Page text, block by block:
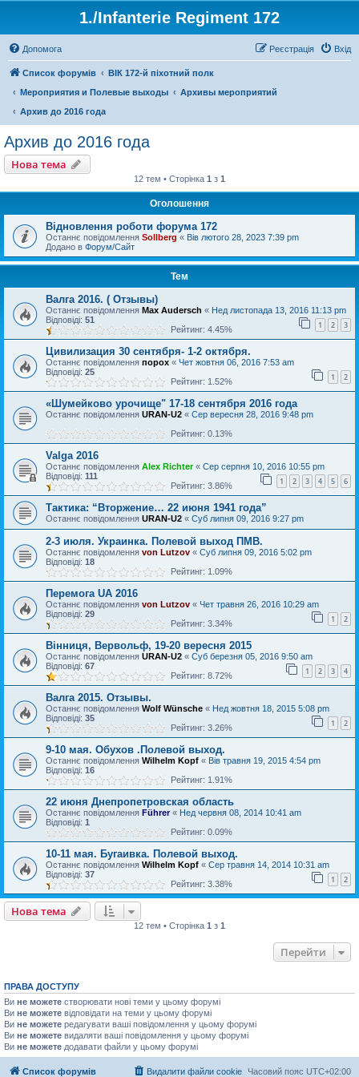
1./Infanterie Regiment 172
Допомога Вхід
Реєстрація
Список форумів
ВІК 172-й піхотний полк
Мероприятия и Полевые выходы
Архивы мероприятий
Архив до 2016 года
Архив до 2016 года
Нова тема
12 тем • Сторінка 1 з 1
Оголошення
Відновлення роботи форума 172
Останнє повідомлення Sollberg « Вів лютого 28, 2023 7:39 pm
Додано в Форум/Сайт
Тем
Валга 2016. ( Отзывы)
Останнє повідомлення Max Audersch « Нед листопада 13, 2016 11:13 pm
Відповіді: 51 1 2 3
Рейтинг: 4.45%
Цивилизация 30 сентября- 1-2 октября.
Останнє повідомлення порох « Чет жовтня 06, 2016 7:53 am
Відповіді: 25 1 2
Рейтинг: 1.52%
«Шумейково урочище" 17-18 сентября 2016 года
Останнє повідомлення URAN-U2 « Сер вересня 28, 2016 9:48 pm
Рейтинг: 0.13%
Valga 2016
Останнє повідомлення Alex Richter« Сер серпня 10, 2016 10:55 pm
Відповіді: 111 1 2 3 4 5 6
Рейтинг: 3.86%
Тактика: “Вторжение… 22 июня 1941 года”
Останнє повідомлення URAN-U2 « Суб липня 09, 2016 9:27 pm
2-3 июля. Украинка. Полевой выход ПМВ.
Останнє повідомлення von Lutzov « Суб липня 09, 2016 5:02 pm
Відповіді: 18
Рейтинг: 1.09%
Перемога UA 2016
Останнє повідомлення von Lutzov « Чет травня 26, 2016 10:29 am
Відповіді: 29 1 2
Рейтинг: 3.34%
Вінниця, Вервольф, 19-20 вересня 2015
Останнє повідомлення URAN-U2 « Суб березня 05, 2016 9:50 am
Відповіді: 67 1 2 3 4
Рейтинг: 8.72%
Валга 2015. Отзывы.
Останнє повідомлення Wolf Wünsche « Нед жовтня 18, 2015 5:08 pm
Відповіді: 35 1 2
Рейтинг: 3.26%
9-10 мая. Обухов .Полевой выход.
Останнє повідомлення Wilhelm Kopf « Вів травня 19, 2015 4:54 pm
Відповіді: 16
Рейтинг: 1.91%
22 июня Днепропетровская область
Останнє повідомлення Führer« Нед червня 08, 2014 10:41 am
Відповіді: 1
Рейтинг: 0.09%
10-11 мая. Бугаивка. Полевой выход.
Останнє повідомлення Wilhelm Kopf « Сер травня 14, 2014 10:31 am
Відповіді: 37 1 2
Рейтинг: 3.38%
Нова тема
12 тем • Сторінка 1 з 1
Перейти
ПРАВА ДОСТУПУ
Ви не можете створювати нові теми у цьому форумі
Ви не можете відповідати на теми у цьому форумі
Ви не можете редагувати ваші повідомлення у цьому форумі
Ви не можете видаляти ваші повідомлення у цьому форумі
Ви не можете додавати файли у цьому форумі
Список форумів Часовий пояс UTC+02:00
Видалити файли cookie